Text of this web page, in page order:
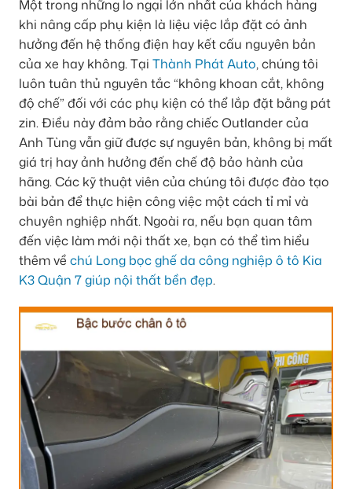
Một trong những lo ngại lớn nhất của khách hàng
khi nâng cấp phụ kiện là liệu việc lắp đặt có ảnh
hưởng đến hệ thống điện hay kết cấu nguyên bản
của xe hay không. Tại Thành Phát Auto, chúng tôi
luôn tuân thủ nguyên tắc “không khoan cắt, không
độ chế” đối với các phụ kiện có thể lắp đặt bằng pát
zin. Điều này đảm bảo rằng chiếc Outlander của
Anh Tùng vẫn giữ được sự nguyên bản, không bị mất
giá trị hay ảnh hưởng đến chế độ bảo hành của
hãng. Các kỹ thuật viên của chúng tôi được đào tạo
bài bản để thực hiện công việc một cách tỉ mỉ và
chuyên nghiệp nhất. Ngoài ra, nếu bạn quan tâm
đến việc làm mới nội thất xe, bạn có thể tìm hiểu
thêm về chú Long bọc ghế da công nghiệp ô tô Kia
K3 Quận 7 giúp nội thất bền đẹp.